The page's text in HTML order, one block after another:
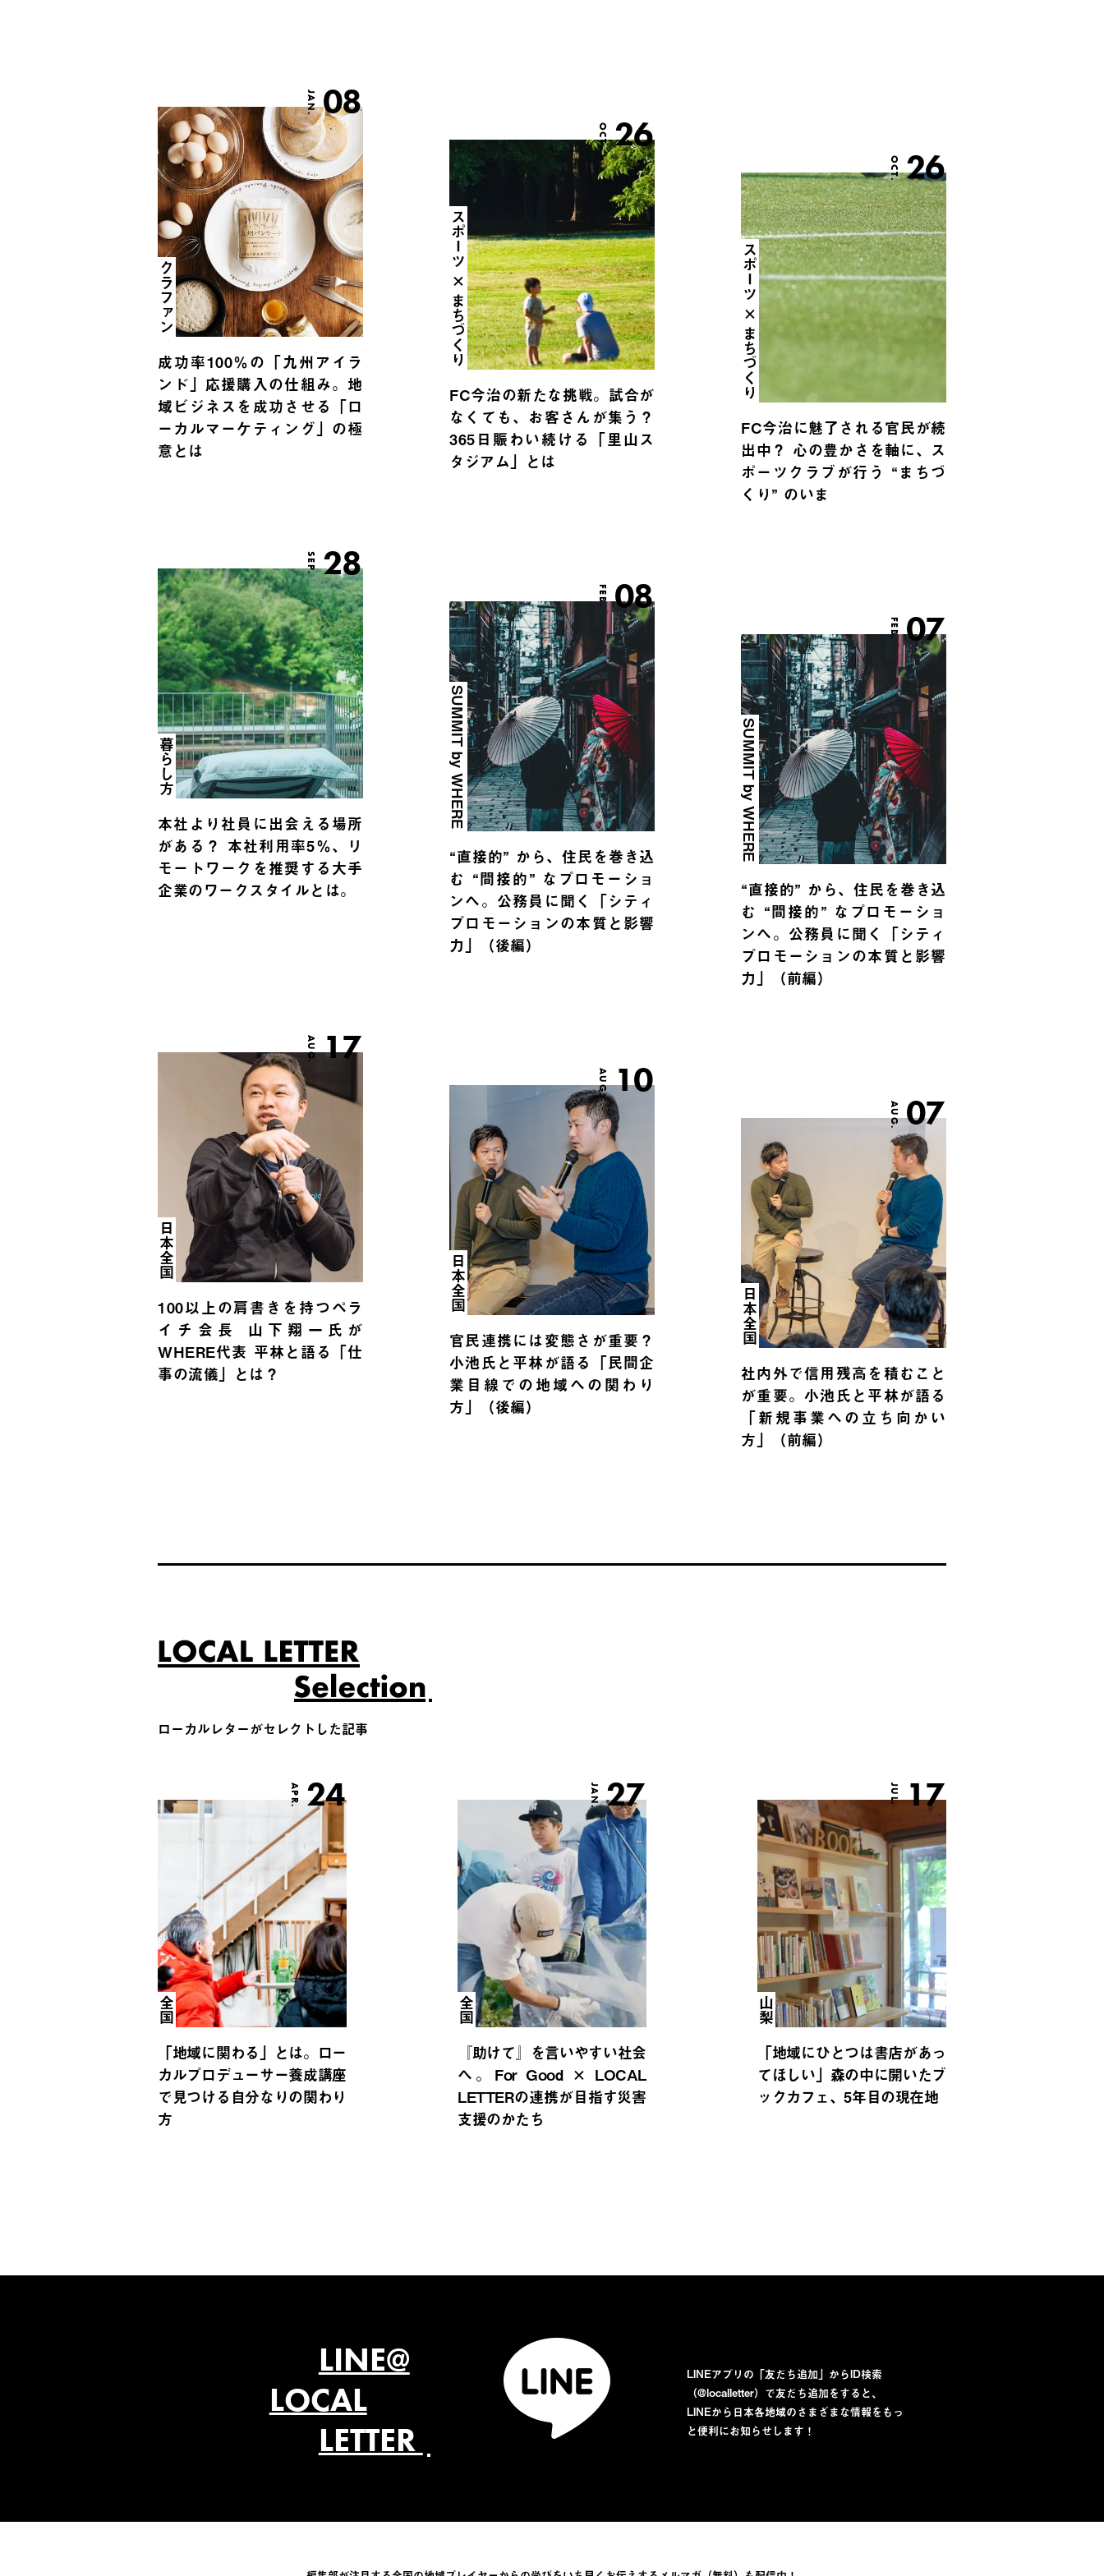
JAN.08
クラファン
成功率100％の「九州アイラ
ンド」応援購入の仕組み。地
域ビジネスを成功させる「ロ
ーカルマーケティング」の極
意とは
OCT.26
スポーツ × まちづくり
FC今治の新たな挑戦。試合が
なくても、お客さんが集う？
365日賑わい続ける「里山ス
タジアム」とは
OCT.26
スポーツ × まちづくり
FC今治に魅了される官民が続
出中？ 心の豊かさを軸に、ス
ポーツクラブが行う “まちづ
くり” のいま
SEP. 28
暮らし方
本社より社員に出会える場所
がある？ 本社利用率5％、リ
モートワークを推奨する大手
企業のワークスタイルとは。
FEB. 08
SUMMIT by WHERE
“直接的” から、住民を巻き込
む “間接的” なプロモーショ
ンへ。公務員に聞く「シティ
プロモーションの本質と影響
力」（後編）
FEB. 07
SUMMIT by WHERE
“直接的” から、住民を巻き込
む “間接的” なプロモーショ
ンへ。公務員に聞く「シティ
プロモーションの本質と影響
力」（前編）
AUG.17
日本全国
100以上の肩書きを持つペラ
イチ会長 山下翔一氏が
WHERE代表 平林と語る「仕
事の流儀」とは？
AUG.10
日本全国
官民連携には変態さが重要？
小池氏と平林が語る「民間企
業目線での地域への関わり
方」（後編）
AUG.07
日本全国
社内外で信用残高を積むこと
が重要。小池氏と平林が語る
「新規事業への立ち向かい
方」（前編）
ローカルレターがセレクトした記事
APR. 24
全国
「地域に関わる」とは。ロー
カルプロデューサー養成講座
で見つける自分なりの関わり
方
JAN.27
全国
『助けて』を言いやすい社会
へ。For Good × LOCAL
LETTERの連携が目指す災害
支援のかたち
JUL. 17
山梨
「地域にひとつは書店があっ
てほしい」森の中に開いたブ
ックカフェ、5年目の現在地
LINE@
LOCAL
LETTER
LINEアプリの「友だち追加」からID検索
（@localletter）で友だち追加をすると、
LINEから日本各地域のさまざまな情報をもっ
と便利にお知らせします！